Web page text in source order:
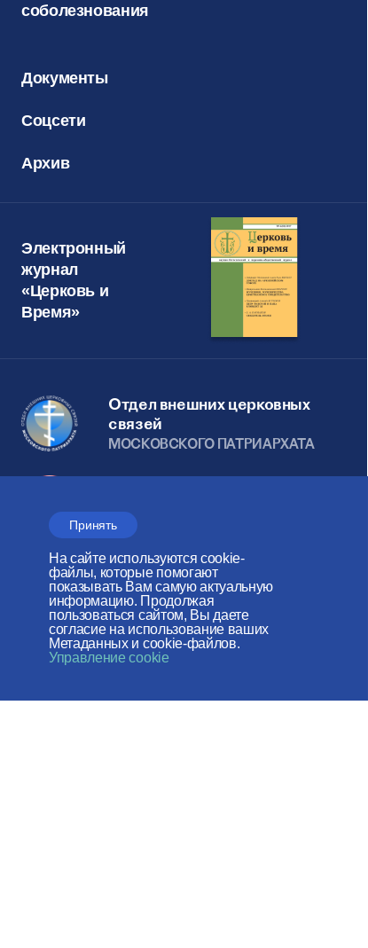
Принять
На сайте используются cookie-
файлы, которые помогают
показывать Вам самую актуальную
информацию. Продолжая
пользоваться сайтом, Вы даете
согласие на использование ваших
Метаданных и cookie-файлов.
Управление cookie
соболезнования
Документы
Соцсети
Архив
Электронный
журнал
«Церковь и
Время»
Отдел внешних церковных
связей
МОСКОВСКОГО ПАТРИАРХАТА
поддержке
Российского фонда мира
Веб-сайт создан при содействии
Фонда поддержки христианской
культуры и наследия